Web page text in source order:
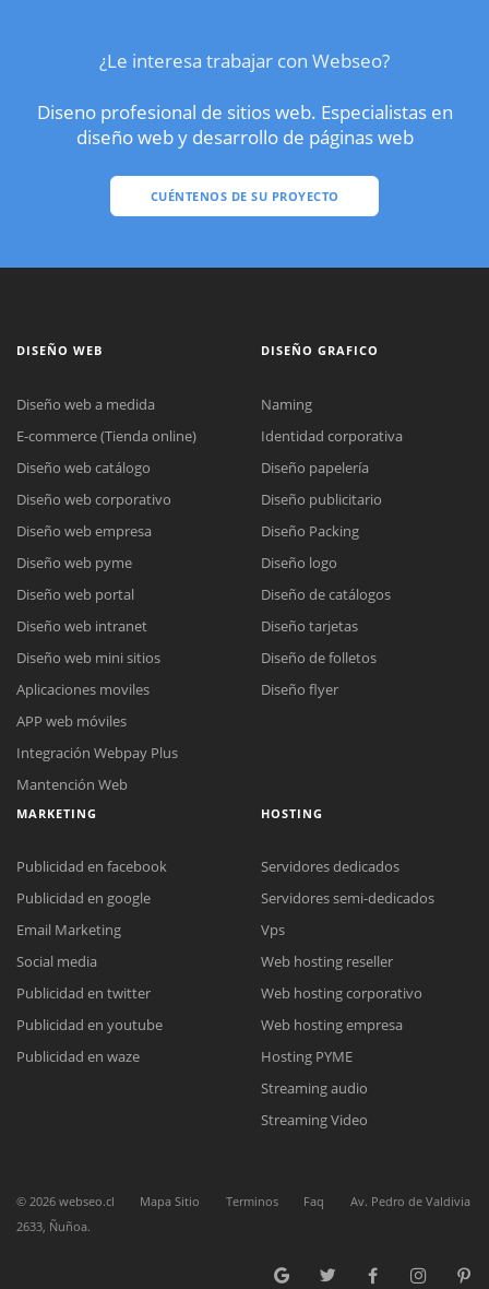
¿Le interesa trabajar con Webseo?
Diseno profesional de sitios web. Especialistas en
diseño web y desarrollo de páginas web
CUÉNTENOS DE SU PROYECTO
Reunión online
Nuestros ejecutivos le enviarán un correo electrónico con el enlace a
Meet para la reunión online.
Cotización
Chat Online
Todos nuestros ejecutivos están fuera de línea. Complete el formulario
DISEÑO WEB
Diseño web a medida
E-commerce (Tienda online)
Diseño web catálogo
Diseño web corporativo
Diseño web empresa
Diseño web pyme
Diseño web portal
Diseño web intranet
Diseño web mini sitios
Aplicaciones moviles
APP web móviles
Integración Webpay Plus
Mantención Web
DISEÑO GRAFICO
Naming
Identidad corporativa
Diseño papelería
Diseño publicitario
Diseño Packing
Diseño logo
Diseño de catálogos
Diseño tarjetas
Diseño de folletos
Diseño flyer
MARKETING
Publicidad en facebook
Publicidad en google
Email Marketing
Social media
Publicidad en twitter
Publicidad en youtube
Publicidad en waze
HOSTING
Servidores dedicados
Servidores semi-dedicados
Vps
Web hosting reseller
Web hosting corporativo
Web hosting empresa
Hosting PYME
Streaming audio
Streaming Video
© 2026 webseo.cl Mapa Sitio Terminos Faq
Av. Pedro de Valdivia
2633, Ñuñoa.